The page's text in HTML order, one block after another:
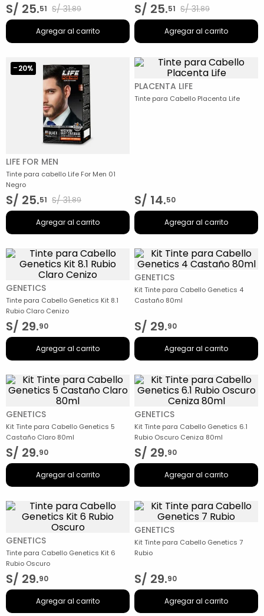
S/ 25.51 S/ 31.89
Agregar al carrito
S/ 25.51 S/ 31.89
Agregar al carrito
LIFE FOR MEN
Tinte para cabello Life For Men 01
Negro
S/ 25.51 S/ 31.89
-20%
Agregar al carrito
PLACENTA LIFE
Tinte para Cabello Placenta Life
S/ 14.50
Agregar al carrito
GENETICS
Tinte para Cabello Genetics Kit 8.1
Rubio Claro Cenizo
S/ 29.90
Agregar al carrito
GENETICS
Kit Tinte para Cabello Genetics 4
Castaño 80ml
S/ 29.90
Agregar al carrito
GENETICS
Kit Tinte para Cabello Genetics 5
Castaño Claro 80ml
S/ 29.90
Agregar al carrito
GENETICS
Kit Tinte para Cabello Genetics 6.1
Rubio Oscuro Ceniza 80ml
S/ 29.90
Agregar al carrito
GENETICS
Tinte para Cabello Genetics Kit 6
Rubio Oscuro
S/ 29.90
Agregar al carrito
GENETICS
Kit Tinte para Cabello Genetics 7
Rubio
S/ 29.90
Agregar al carrito